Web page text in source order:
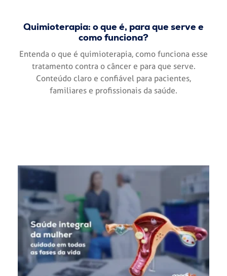
Quimioterapia: o que é, para que serve e
como funciona?
Entenda o que é quimioterapia, como funciona esse
tratamento contra o câncer e para que serve.
Conteúdo claro e confiável para pacientes,
familiares e profissionais da saúde.